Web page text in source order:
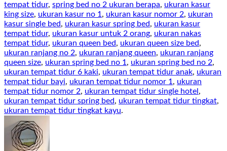
tempat tidur, spring bed no 2 ukuran berapa, ukuran kasur
king size, ukuran kasur no 1 , ukuran kasur nomor 2, ukuran
kasur single bed, ukuran kasur spring bed, ukuran kasur
tempat tidur, ukuran kasur untuk 2 orang, ukuran nakas
tempat tidur, ukuran queen bed, ukuran queen size bed,
ukuran ranjang no 2, ukuran ranjang queen, ukuran ranjang
queen size, ukuran spring bed no 1 , ukuran spring bed no 2,
ukuran tempat tidur 6 kaki, ukuran tempat tidur anak, ukuran
tempat tidur bayi, ukuran tempat tidur nomor 1 , ukuran
tempat tidur nomor 2, ukuran tempat tidur single hotel ,
ukuran tempat tidur spring bed, ukuran tempat tidur tingkat,
ukuran tempat tidur tingkat kayu.